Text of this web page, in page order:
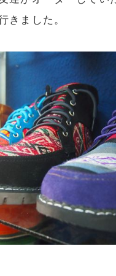
きました。